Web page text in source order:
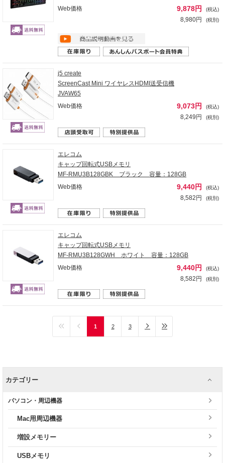
Web価格
9,878円 (税込)
8,980円 (税別)
j5 create
ScreenCast Mini ワイヤレスHDMI送受信機
JVAW65
Web価格
9,073円 (税込)
8,249円 (税別)
エレコム
キャップ回転式USBメモリ
MF-RMU3B128GBK ブラック 容量：128GB
Web価格
9,440円 (税込)
8,582円 (税別)
エレコム
キャップ回転式USBメモリ
MF-RMU3B128GWH ホワイト 容量：128GB
Web価格
9,440円 (税込)
8,582円 (税別)
1 2 3
カテゴリー
パソコン・周辺機器
Mac用周辺機器
増設メモリー
USBメモリ